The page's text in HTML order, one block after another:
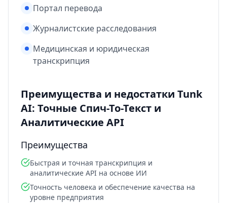
Портал перевода
Журналистские расследования
Медицинская и юридическая
транскрипция
Преимущества и недостатки Tunk
AI: Точные Спич-То-Текст и
Аналитические API
Преимущества
Быстрая и точная транскрипция и
аналитические API на основе ИИ
Точность человека и обеспечение качества на
уровне предприятия